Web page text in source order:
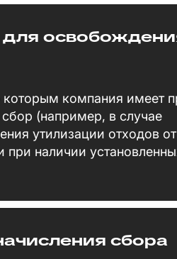
компания имеет
(например, в случае
утилизации отходов от
при наличии
сбора